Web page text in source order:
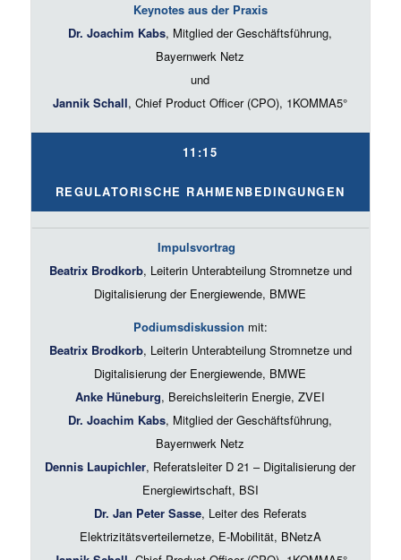
Keynotes aus der Praxis
Dr. Joachim Kabs, Mitglied der Geschäftsführung,
Bayernwerk Netz
und
Jannik Schall, Chief Product Officer (CPO), 1KOMMA5°
11:15
REGULATORISCHE RAHMENBEDINGUNGEN
Impulsvortrag
Beatrix Brodkorb, Leiterin Unterabteilung Stromnetze und
Digitalisierung der Energiewende, BMWE
Podiumsdiskussion mit:
Beatrix Brodkorb, Leiterin Unterabteilung Stromnetze und
Digitalisierung der Energiewende, BMWE
Anke Hüneburg, Bereichsleiterin Energie, ZVEI
Dr. Joachim Kabs, Mitglied der Geschäftsführung,
Bayernwerk Netz
Dennis Laupichler, Referatsleiter D 21 – Digitalisierung der
Energiewirtschaft, BSI
Dr. Jan Peter Sasse, Leiter des Referats
Elektrizitätsverteilernetze, E-Mobilität, BNetzA